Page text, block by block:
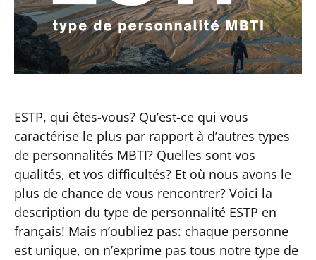
ESTP, qui êtes-vous? Qu’est-ce qui vous
caractérise le plus par rapport à d’autres types
de personnalités MBTI? Quelles sont vos
qualités, et vos difficultés? Et où nous avons le
plus de chance de vous rencontrer? Voici la
description du type de personnalité ESTP en
français! Mais n’oubliez pas: chaque personne
est unique, on n’exprime pas tous notre type de